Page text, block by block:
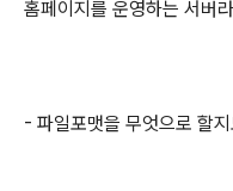
홈페이지를 운영하는 서버
- 파일포맷을 무엇으로 할